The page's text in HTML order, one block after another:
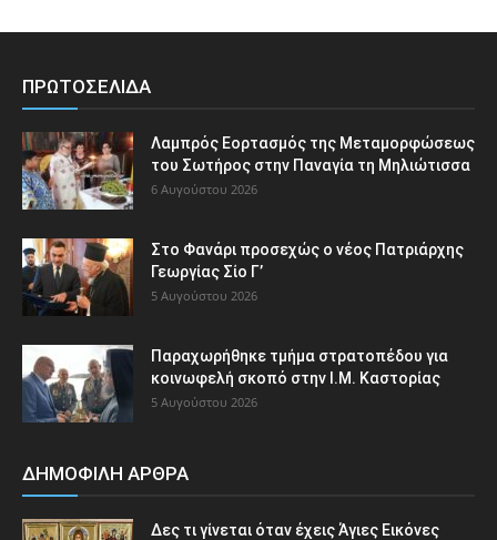
ΠΡΩΤΟΣΕΛΙΔΑ
Λαμπρός Εορτασμός της Μεταμορφώσεως
του Σωτήρος στην Παναγία τη Μηλιώτισσα
6 Αυγούστου 2026
Στο Φανάρι προσεχώς ο νέος Πατριάρχης
Γεωργίας Σίο Γ’
5 Αυγούστου 2026
Παραχωρήθηκε τμήμα στρατοπέδου για
κοινωφελή σκοπό στην Ι.Μ. Καστορίας
5 Αυγούστου 2026
ΔΗΜΟΦΙΛΗ ΑΡΘΡΑ
Δες τι γίνεται όταν έχεις Άγιες Εικόνες